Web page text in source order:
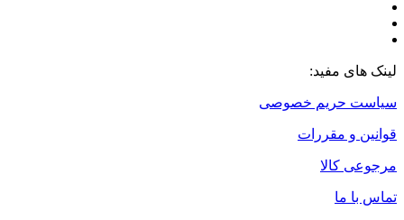
لینک های مفید:
سیاست حریم خصوصی
قوانین و مقررات
مرجوعی کالا
تماس با ما